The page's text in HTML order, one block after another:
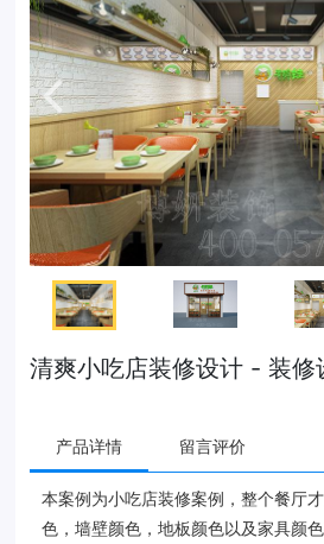
清爽小吃店装修设计 - 装修
产品详情 留言评价
本案例为小吃店装修案例，整个餐厅
色，墙壁颜色，地板颜色以及家具颜